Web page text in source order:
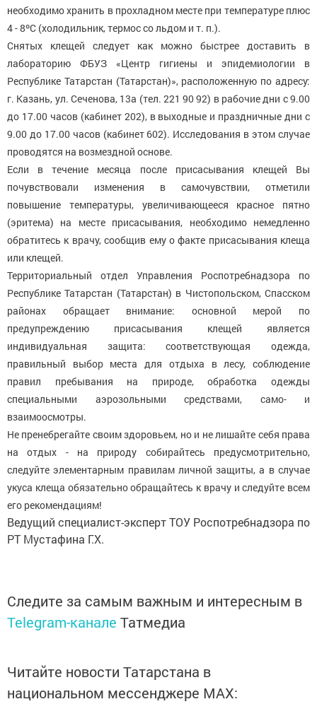
необходимо хранить в прохладном месте при температуре плюс
4 - 8ºС (холодильник, термос со льдом и т. п.).
Снятых клещей следует как можно быстрее доставить в
лабораторию ФБУЗ «Центр гигиены и эпидемиологии в
Республике Татарстан (Татарстан)», расположенную по адресу:
г. Казань, ул. Сеченова, 13а (тел. 221 90 92) в рабочие дни с 9.00
до 17.00 часов (кабинет 202), в выходные и праздничные дни с
9.00 до 17.00 часов (кабинет 602). Исследования в этом случае
проводятся на возмездной основе.
Если в течение месяца после присасывания клещей Вы
почувствовали изменения в самочувствии, отметили
повышение температуры, увеличивающееся красное пятно
(эритема) на месте присасывания, необходимо немедленно
обратитесь к врачу, сообщив ему о факте присасывания клеща
или клещей.
Территориальный отдел Управления Роспотребнадзора по
Республике Татарстан (Татарстан) в Чистопольском, Спасском
районах обращает внимание: основной мерой по
предупреждению присасывания клещей является
индивидуальная защита: соответствующая одежда,
правильный выбор места для отдыха в лесу, соблюдение
правил пребывания на природе, обработка одежды
специальными аэрозольными средствами, само- и
взаимоосмотры.
Не пренебрегайте своим здоровьем, но и не лишайте себя права
на отдых - на природу собирайтесь предусмотрительно,
следуйте элементарным правилам личной защиты, а в случае
укуса клеща обязательно обращайтесь к врачу и следуйте всем
его рекомендациям!
Ведущий специалист-эксперт ТОУ Роспотребнадзора по
РТ Мустафина Г.Х.
Следите за самым важным и интересным в
Telegram-канале Татмедиа
Читайте новости Татарстана в
национальном мессенджере MАХ: